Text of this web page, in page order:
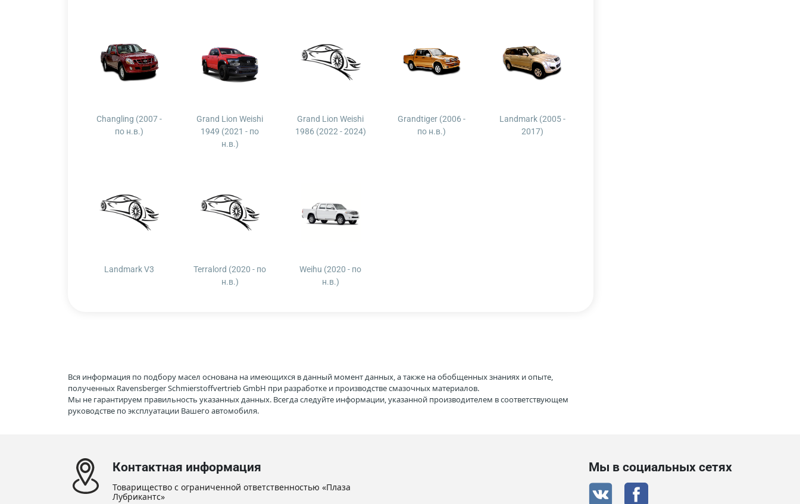
Changling (2007 -
по н.в.)
Grand Lion Weishi
1949 (2021 - по
н.в.)
Grand Lion Weishi
1986 (2022 - 2024)
Grandtiger (2006 -
по н.в.)
Landmark (2005 -
2017)
Landmark V3
Terralord (2020 - по
н.в.)
Weihu (2020 - по
н.в.)
Вся информация по подбору масел основана на имеющихся в данный момент данных, а также на обобщенных знаниях и опыте,
полученных Ravensberger Schmierstoffvertrieb GmbH при разработке и производстве смазочных материалов.
Мы не гарантируем правильность указанных данных. Всегда следуйте информации, указанной производителем в соответствующем
руководстве по эксплуатации Вашего автомобиля.
Контактная информация
Товарищество с ограниченной ответственностью «Плаза
Лубрикантс»
Мы в социальных сетях